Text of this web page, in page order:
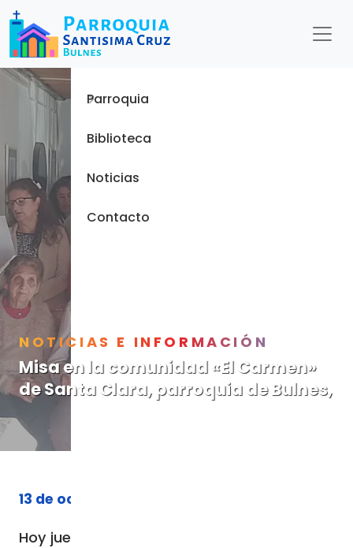
NOTICIAS E INFORMACIÓN
Misa en la comunidad «El Carmen»
de Santa Clara, parroquia de Bulnes,
13 de octubre de 2023
Hoy jueves 12 de octubre a las 17,30 horas el
Menu
Inicio
Parroquia
Biblioteca
Noticias
Contacto